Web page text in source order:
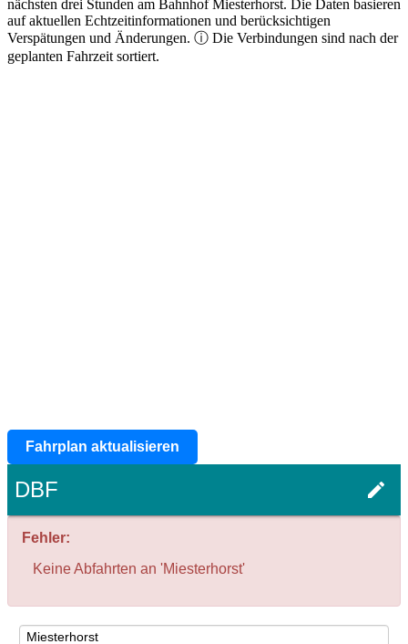
nächsten drei Stunden am Bahnhof Miesterhorst. Die Daten basieren
auf aktuellen Echtzeitinformationen und berücksichtigen
Verspätungen und Änderungen. ⓘ Die Verbindungen sind nach der
geplanten Fahrzeit sortiert.
Fahrplan aktualisieren